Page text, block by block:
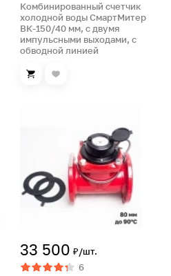
Комбинированный счетчик
холодной воды СмартМитер
ВК-150/40 мм, с двумя
импульсными выходами, с
обводной линией
33 500 ₽/шт.
6